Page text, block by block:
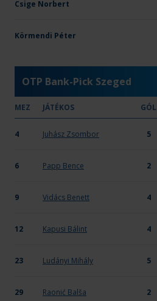
OTP Bank-PICK Szeged
Zengő Alföld Orosházi KC
Csige Norbert
Körmendi Péter
OTP Bank-Pick Szeged
MEZ JÁTÉKOS GÓL
4 Juhász Zsombor 5
6 Papp Bence 2
9 Vidács Benett 4
12 Kapusi Bálint 4
23 Ludányi Mihály 5
29 Raonić Balša 2